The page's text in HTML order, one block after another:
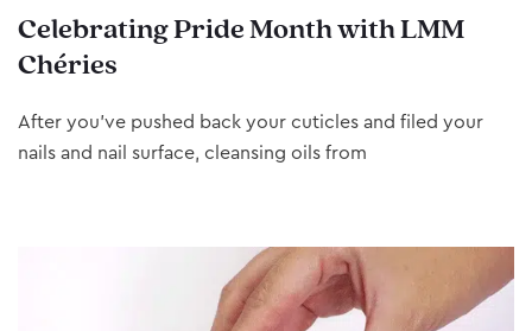
Celebrating Pride Month with LMM
Chéries
After you’ve pushed back your cuticles and filed your
nails and nail surface, cleansing oils from